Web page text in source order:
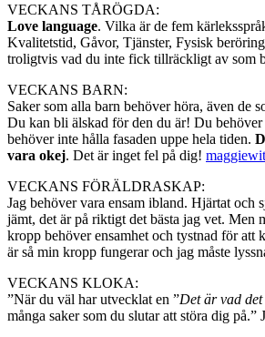
VECKANS TÅRÖGDA:
Love language. Vilka är de fem
Kvalitetstid, Gåvor, Tjänster, Fysisk
troligtvis vad du inte fick tillräckligt av som
VECKANS BARN:
Saker som alla barn behöver höra, även de
Du kan bli älskad för den du är! Du
behöver inte hålla fasaden uppe hela tiden.
vara okej. Det är inget fel på dig!
VECKANS FÖRÄLDRASKAP:
Jag behöver vara ensam ibland. Hjärtat och
jämt, det är på riktigt det bästa jag vet. Men
kropp behöver ensamhet och tystnad för att
är så min kropp fungerar och jag måste
VECKANS KLOKA:
”När du väl har utvecklat en ”Det är vad
många saker som du slutar att störa dig på.”